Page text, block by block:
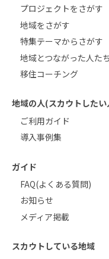
プロジェクトをさがす
地域をさがす
特集テーマからさがす
地域とつながった人たち
移住コーチング
地域の人(スカウトした
ご利用ガイド
導入事例集
ガイド
FAQ(よくある質問)
お知らせ
メディア掲載
スカウトしている地域